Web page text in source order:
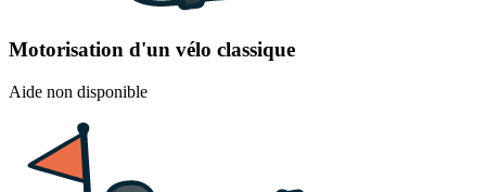
Motorisation d'un vélo classique
Aide non disponible